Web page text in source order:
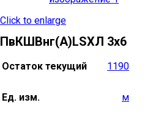
Click to enlarge
ПвКШВнг(А)LSХЛ 3х6
Остаток текущий 1190
Ед. изм. м